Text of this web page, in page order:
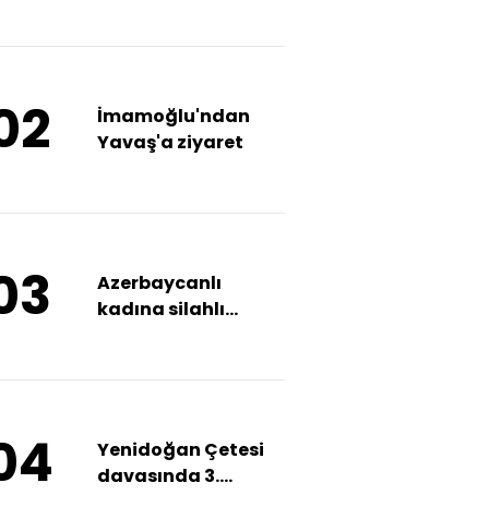
İmamoğlu'ndan
Yavaş'a ziyaret
Azerbaycanlı
kadına silahlı
Yenidoğan Çetesi
davasında 3.